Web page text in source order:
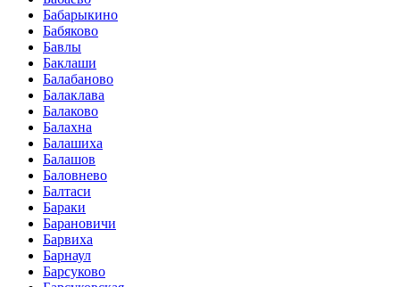
Бабарыкино
Бабяково
Бавлы
Баклаши
Балабаново
Балаклава
Балаково
Балахна
Балашиха
Балашов
Баловнево
Балтаси
Бараки
Барановичи
Барвиха
Барнаул
Барсуково